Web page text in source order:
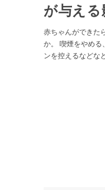
が与える
赤ちゃんができた
か。 喫煙をやめる
ンを控えるなどな